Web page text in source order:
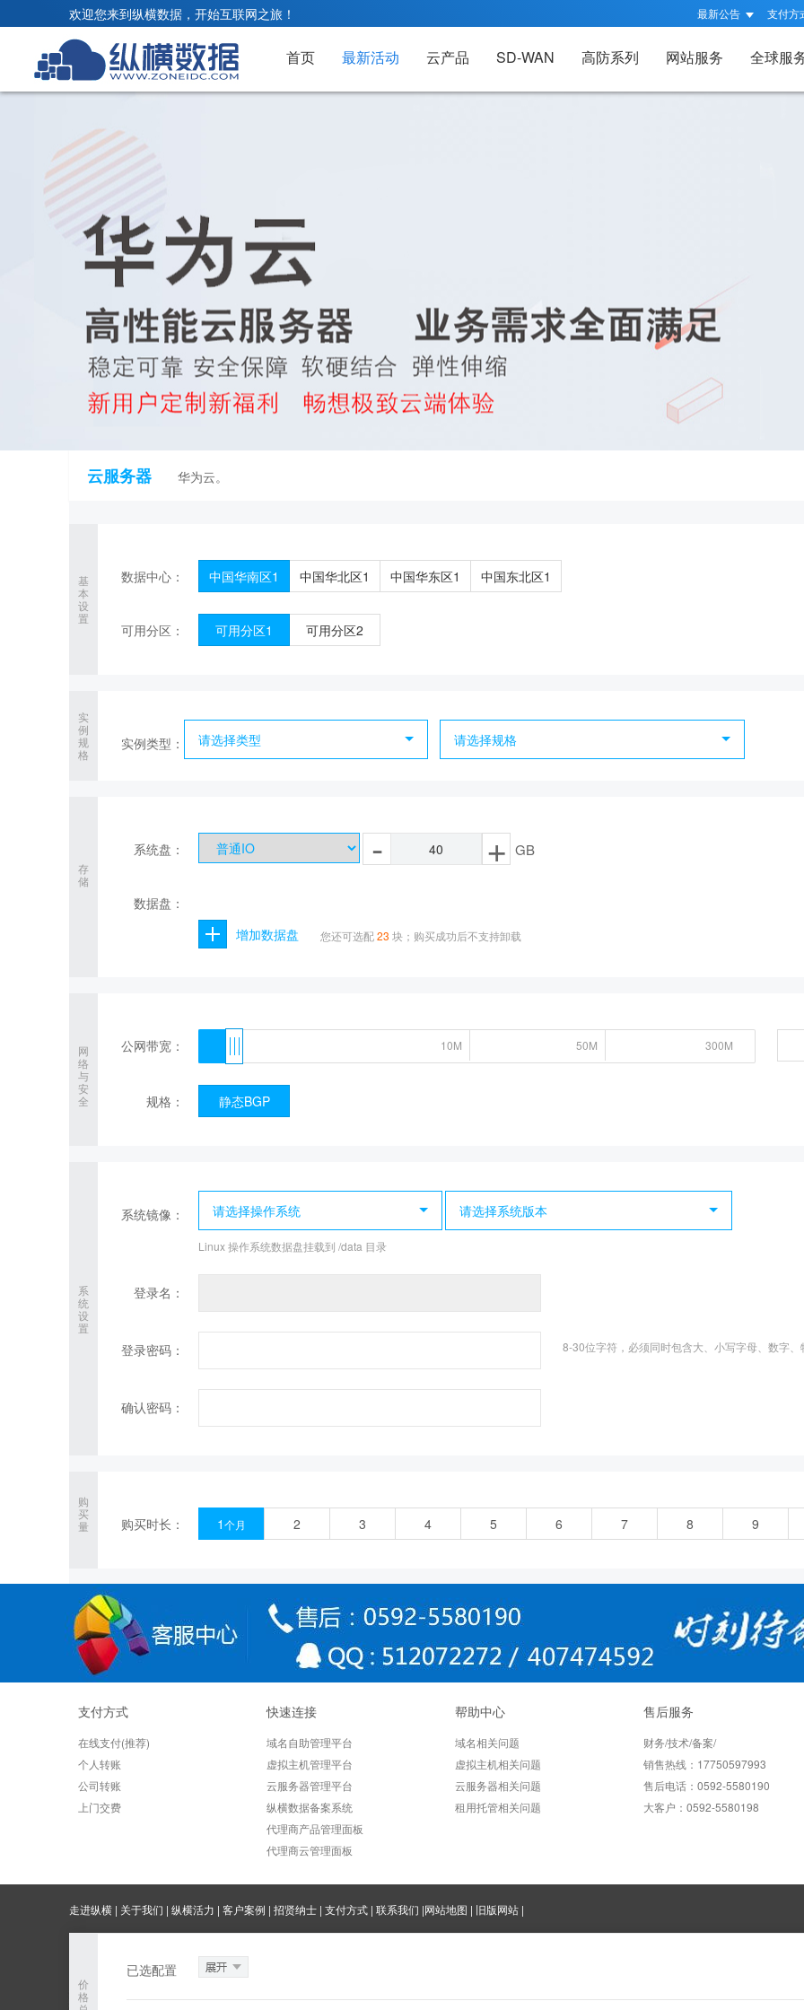
最新公告 支付方
欢迎您来到纵横数据，开始互联网之旅！
首页 最新活动 云产品 SD-WAN 高防系列 网站服务 全球服
云服务器 华为云。
基
本
设
置
数据中心： 中国华南区1 中国华北区1 中国华东区1 中国东北区1
可用分区： 可用分区1 可用分区2
实
例
规
格
实例类型： 请选择类型 请选择规格
存
储
系统盘： - + GB
数据盘：
增加数据盘
您还可选配23 块；购买成功后不支持卸载
网
络
与
安
全
公网带宽： 10M 50M 300M
10M 50M 300M
规格： 静态BGP
系
统
设
置
系统镜像： 请选择操作系统 请选择系统版本
Linux 操作系统数据盘挂载到 /data 目录
登录名：
登录密码： 8-30位字符，必须同时包含大、小写字母、数字
确认密码：
购
买
量
购买时长： 1个月 2 3 4 5 6 7 8 9
价
格
已选配置
支付方式
在线支付(推荐)
个人转账
公司转账
上门交费
快速连接
域名自助管理平台
虚拟主机管理平台
云服务器管理平台
纵横数据备案系统
代理商产品管理面板
代理商云管理面板
帮助中心
域名相关问题
虚拟主机相关问题
云服务器相关问题
租用托管相关问题
售后服务
财务/技术/备案/
销售热线：17750597993
售后电话：0592-5580190
大客户：0592-5580198
走进纵横 | 关于我们 | 纵横活力 | 客户案例 | 招贤纳士 | 支付方式 | 联系我们 |网站地图 | 旧版网站 |
销售：17750597993 技术：0592-5580190 渠道：0592-5580198
《电信增值业务经营许可证》：闽B1-20170068
纵横数据 © Copyright 2005-2026 中海国盛（厦门）科技股份有限公司 版权所有